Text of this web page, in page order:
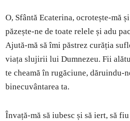
O, Sfântă Ecaterina, ocrotește-mă
păzește-ne de toate relele și adu
Ajută-mă să îmi păstrez curăția
viața slujirii lui Dumnezeu. Fii
te cheamă în rugăciune, dăruindu-
binecuvântarea ta.
Învață-mă să iubesc și să iert, să